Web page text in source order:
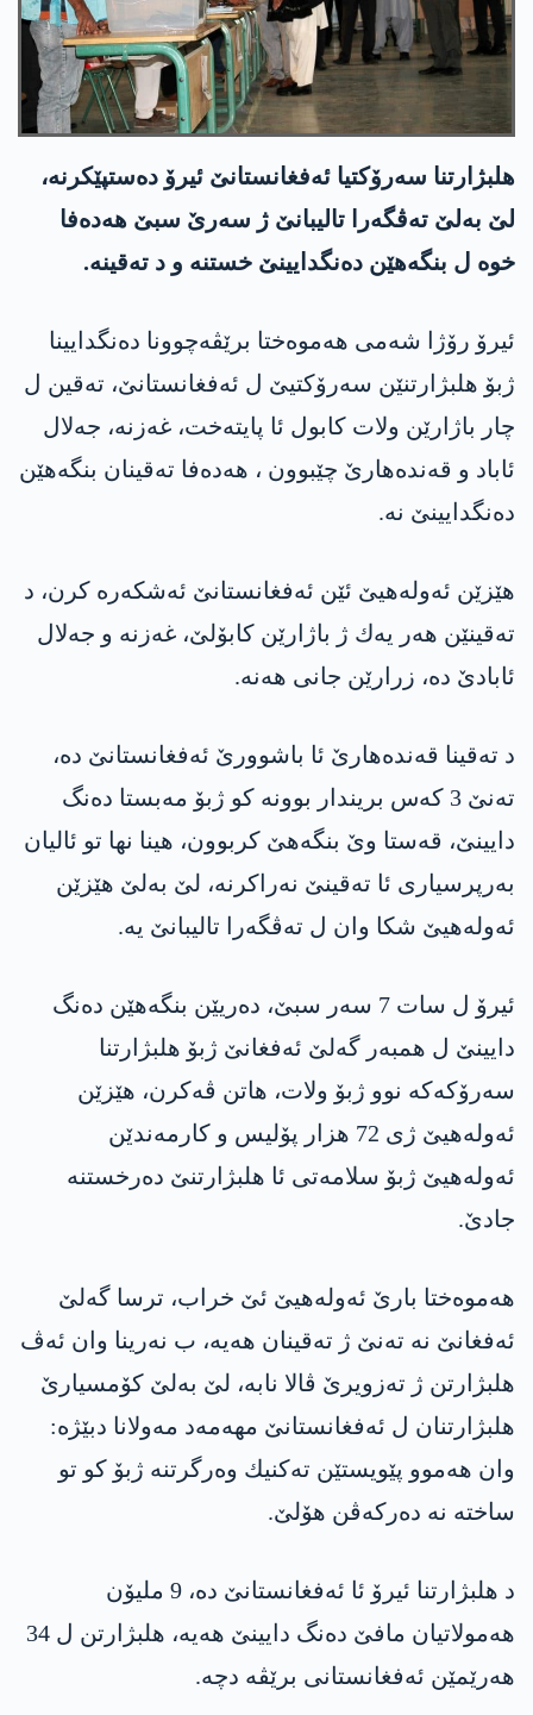
هلبژارتنا سه‌رۆكتیا ئه‌فغانستانێ ئیرۆ ده‌ستپێكرنه‌،
لێ به‌لێ ته‌ڤگه‌را تالیبانێ ژ سه‌رێ سبێ هه‌ده‌فا
خوه‌ ل بنگه‌هێن ده‌نگدایینێ خستنه‌ و د ته‌قینه‌.
ئیرۆ رۆژا شه‌می هه‌موه‌ختا برێڤه‌چوونا ده‌نگدایینا
ژبۆ هلبژارتنێن سه‌رۆكتیێ ل ئه‌فغانستانێ، ته‌قین ل
چار باژارێن و‌لات كابول ئا پایته‌خت، غه‌زنه‌، جه‌لال
ئاباد و قه‌نده‌هارێ چێبوون ، هه‌ده‌فا ته‌قینان بنگه‌هێن
ده‌نگدایینێ نه‌.
هێزێن ئه‌وله‌هیێ ئێن ئه‌فغانستانێ ئه‌شكه‌ره‌ كرن، د
ته‌قینێن هه‌ر یه‌ك ژ باژارێن كابۆلێ، غه‌زنه‌ و جه‌لال
ئابادێ ده‌، زرارێن جانی هه‌نه‌.
د ته‌قینا قه‌نده‌هارێ ئا باشوورێ ئه‌فغانستانێ ده‌،
ته‌نێ 3 كه‌س بریندار بوونه‌ كو ژبۆ مه‌بستا ده‌نگ
دایینێ، قه‌ستا وێ بنگه‌هێ كربوون، هینا نها تو ئالیان
به‌رپرسیاری ئا ته‌قینێ نه‌راكرنه‌، لێ به‌لێ هێزێن
ئه‌وله‌هیێ شكا وان ل ته‌ڤگه‌را تالیبانێ یه‌.
ئیرۆ ل سات 7 سه‌ر سبێ، ده‌ریێن بنگه‌هێن ده‌نگ
دایینێ ل همبه‌ر گه‌لێ ئه‌فغانێ ژبۆ هلبژارتنا
سه‌رۆكه‌كه‌ نوو ژبۆ ولات، هاتن ڤه‌كرن، هێزێن
ئه‌وله‌هیێ ژی 72 هزار پۆلیس و كارمه‌ندێن
ئه‌وله‌هیێ ژبۆ سلامه‌تی ئا هلبژارتنێ ده‌رخستنه‌
جادێ.
هه‌موه‌ختا بارێ ئه‌وله‌هیێ ئێ خراب، ترسا گه‌لێ
ئه‌فغانێ نه‌ ته‌نێ ژ ته‌قینان هه‌یه‌، ب نه‌رینا وان ئه‌ڤ
هلبژارتن ژ ته‌زویرێ ڤالا نابه‌، لێ به‌لێ كۆمسیارێ
هلبژارتنان ل ئه‌فغانستانێ مهه‌مه‌د مه‌ولانا دبێژه‌:
وان هه‌موو پێویستێن ته‌كنیك وه‌رگرتنه‌ ژبۆ كو تو
ساخته‌ نه‌ ده‌ركه‌ڤن هۆلێ.
د هلبژارتنا ئیرۆ ئا ئه‌فغانستانێ ده‌، 9 ملیۆن
هه‌مولاتیان مافێ ده‌نگ دایینێ هه‌یه‌، هلبژارتن ل 34
هه‌رێمێن ئه‌فغانستانی برێڤه‌ دچه‌.